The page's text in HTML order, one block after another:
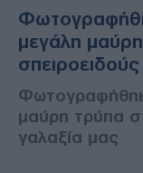
μεγάλη
μαύρη τρύπα
γαλαξία μας